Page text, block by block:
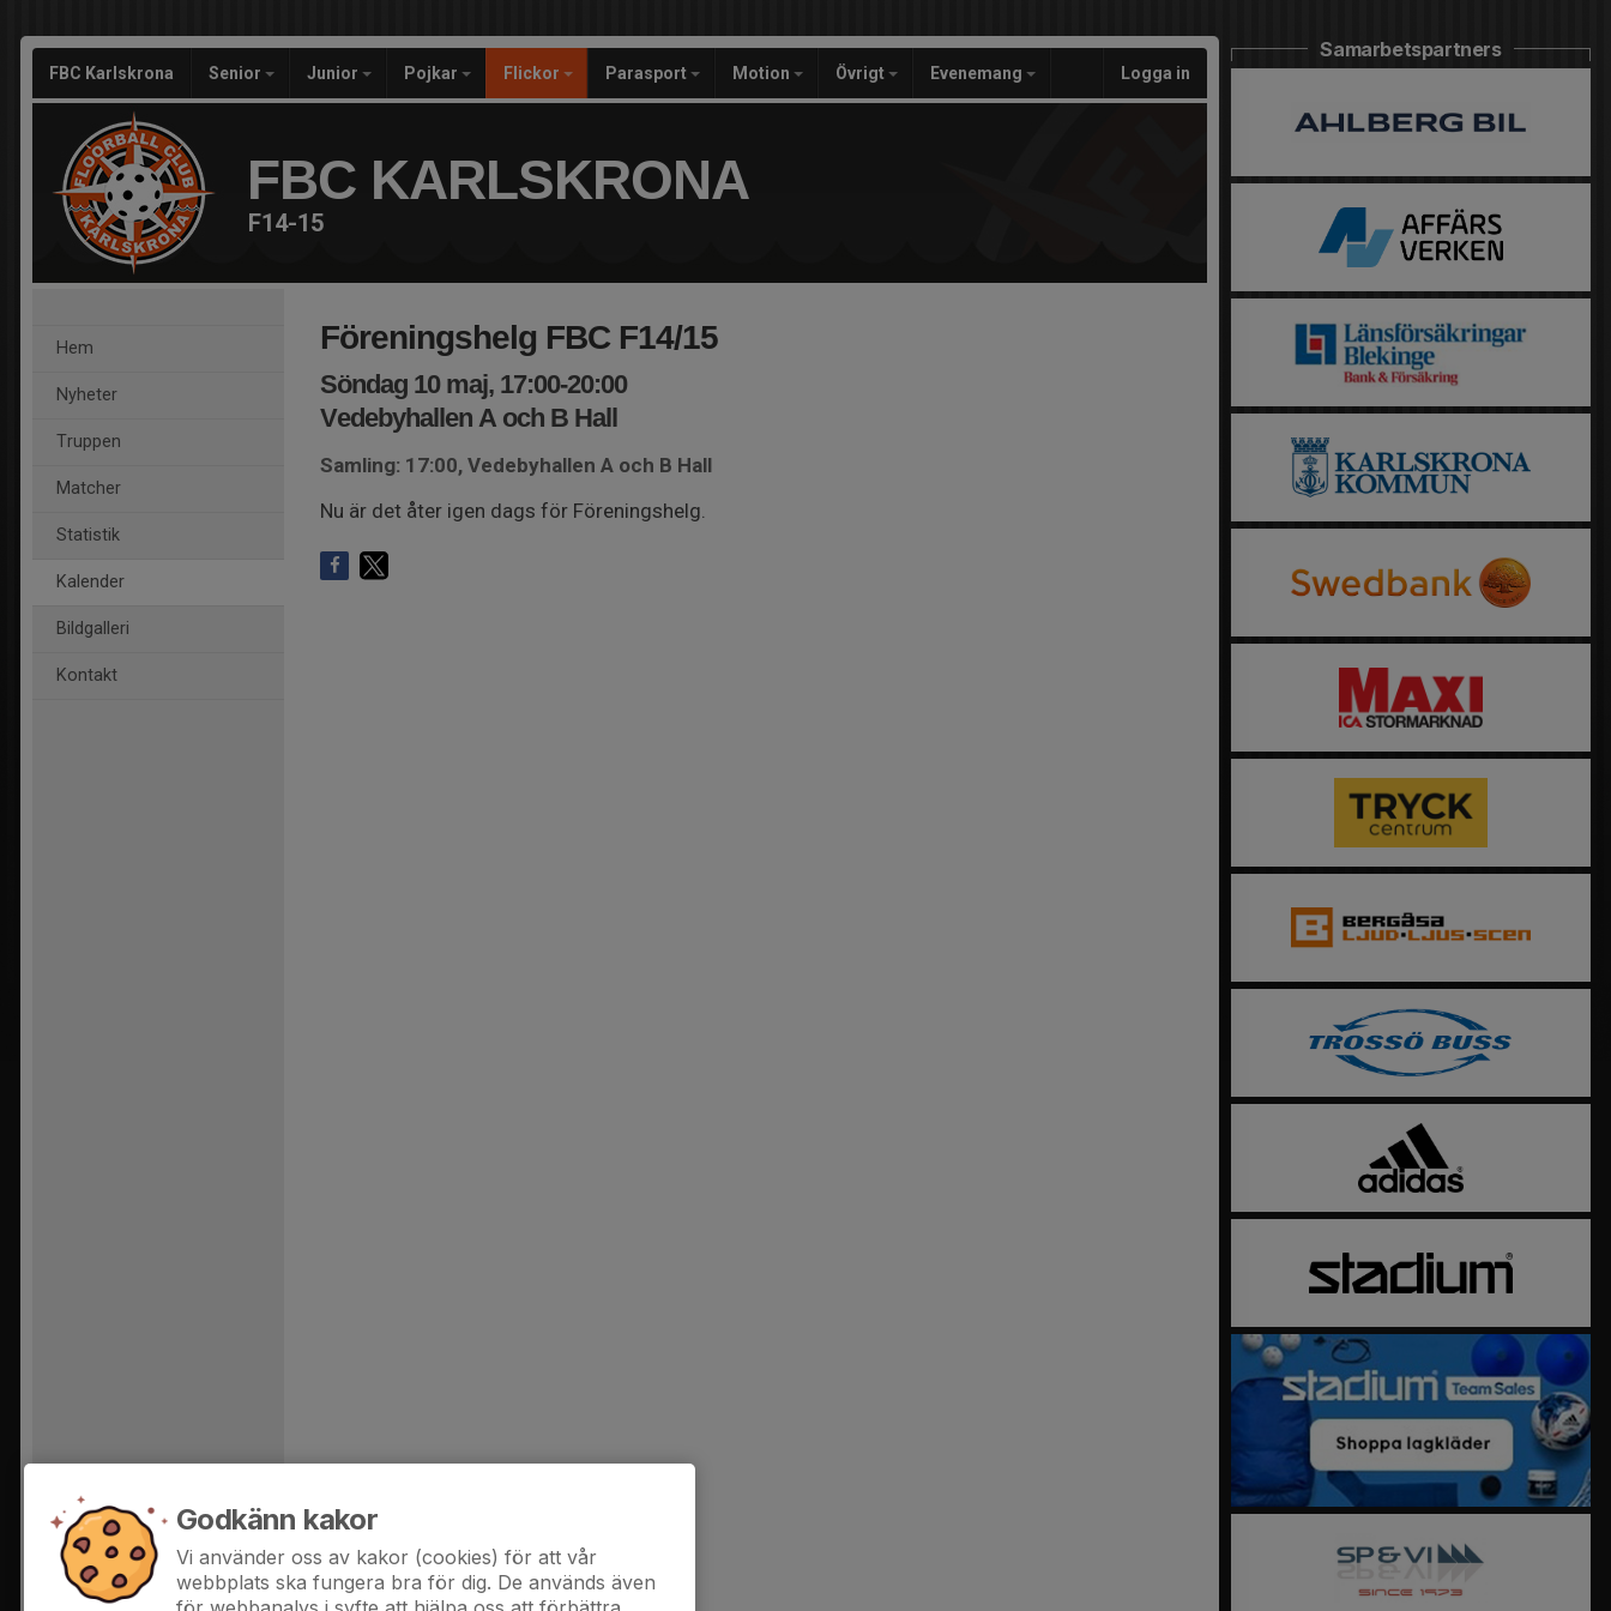
FBC Karlskrona Senior Junior Pojkar Flickor Parasport Motion Övrigt Evenemang Logga in
FBC KARLSKRONA
F14-15
Hem
Nyheter
Truppen
Matcher
Statistik
Kalender
Bildgalleri
Kontakt
Föreningshelg FBC F14/15
Söndag 10 maj, 17:00-20:00
Vedebyhallen A och B Hall
Samling: 17:00, Vedebyhallen A och B Hall
Nu är det åter igen dags för Föreningshelg.
Samarbetspartners
Godkänn kakor
Vi använder oss av kakor (cookies) för att vår
webbplats ska fungera bra för dig. De används även